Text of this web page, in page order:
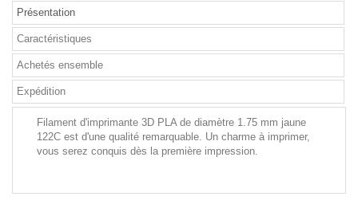
Présentation
Caractéristiques
Achetés ensemble
Expédition
Filament d'imprimante 3D PLA de diamètre 1.75 mm jaune
122C est d'une qualité remarquable. Un charme à imprimer,
vous serez conquis dès la première impression.